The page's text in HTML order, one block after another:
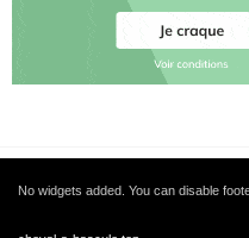
No widgets added. You can disable